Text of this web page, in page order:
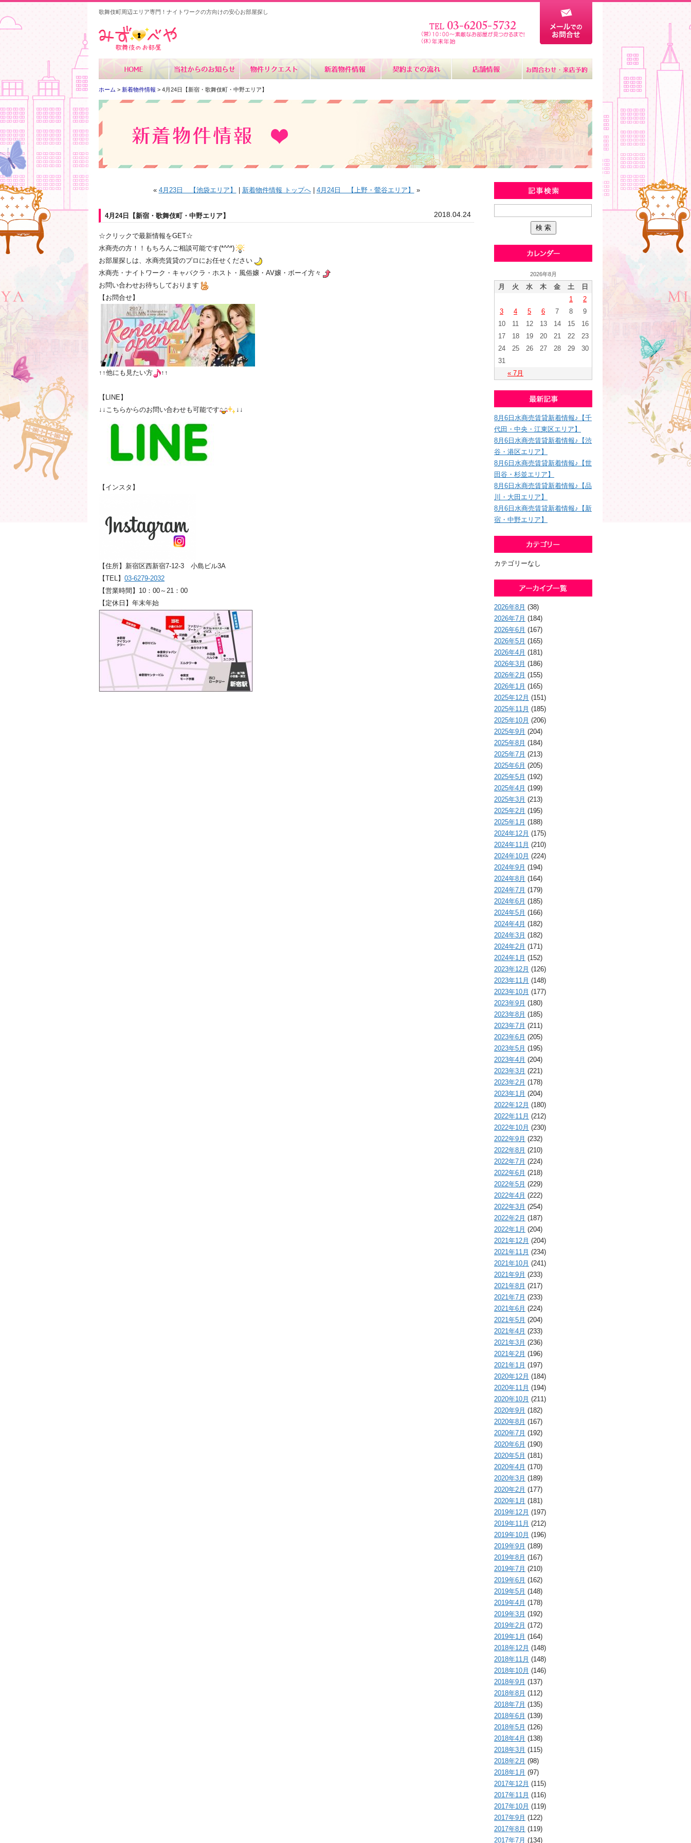
歌舞伎町周辺エリア専門！ナイトワークの方向けの安心お部屋探し
ホーム > 新着物件情報 > 4月24日【新宿・歌舞伎町・中野エリア】
新着物件情報
« 4月23日 【池袋エリア】 新着物件情報 トップへ| 4月24日 【上野・鶯谷エリア】 »
4月24日【新宿・歌舞伎町・中野エリア】 2018.04.24
☆クリックで最新情報をGET☆
水商売の方！！もちろんご相談可能です(*^^*)
お部屋探しは、水商売賃貸のプロにお任せください
水商売・ナイトワーク・キャバクラ・ホスト・風俗嬢・AV嬢・ボーイ方々
お問い合わせお待ちしております
【お問合せ】
↑↑他にも見たい方 ↑↑
【LINE】
↓↓こちらからのお問い合わせも可能です
↓↓
【インスタ】
【住所】新宿区西新宿7-12-3 小島ビル3A
【TEL】 03-6279-2032
【営業時間】10：00～21：00
【定休日】年末年始
2026年8月
月 火 水 木 金 土 日
« 7月
1
2
3
4 5 6 7 8
9
10
11 12 13 14 15
16
17
18 19 20 21 22
23
24
25 26 27 28 29
30
31
8月6日水商売賃貸新着情報♪【千
代田・中央・江東区エリア】
8月6日水商売賃貸新着情報♪【渋
谷・港区エリア】
8月6日水商売賃貸新着情報♪【世
田谷・杉並エリア】
8月6日水商売賃貸新着情報♪【品
川・大田エリア】
8月6日水商売賃貸新着情報♪【新
宿・中野エリア】
カテゴリーなし
2026年8月 (38)
2026年7月 (184)
2026年6月 (167)
2026年5月 (165)
2026年4月 (181)
2026年3月 (186)
2026年2月 (155)
2026年1月 (165)
2025年12月 (151)
2025年11月 (185)
2025年10月 (206)
2025年9月 (204)
2025年8月 (184)
2025年7月 (213)
2025年6月 (205)
2025年5月 (192)
2025年4月 (199)
2025年3月 (213)
2025年2月 (195)
2025年1月 (188)
2024年12月 (175)
2024年11月 (210)
2024年10月 (224)
2024年9月 (194)
2024年8月 (164)
2024年7月 (179)
2024年6月 (185)
2024年5月 (166)
2024年4月 (182)
2024年3月 (182)
2024年2月 (171)
2024年1月 (152)
2023年12月 (126)
2023年11月 (148)
2023年10月 (177)
2023年9月 (180)
2023年8月 (185)
2023年7月 (211)
2023年6月 (205)
2023年5月 (195)
2023年4月 (204)
2023年3月 (221)
2023年2月 (178)
2023年1月 (204)
2022年12月 (180)
2022年11月 (212)
2022年10月 (230)
2022年9月 (232)
2022年8月 (210)
2022年7月 (224)
2022年6月 (218)
2022年5月 (229)
2022年4月 (222)
2022年3月 (254)
2022年2月 (187)
2022年1月 (204)
2021年12月 (204)
2021年11月 (234)
2021年10月 (241)
2021年9月 (233)
2021年8月 (217)
2021年7月 (233)
2021年6月 (224)
2021年5月 (204)
2021年4月 (233)
2021年3月 (236)
2021年2月 (196)
2021年1月 (197)
2020年12月 (184)
2020年11月 (194)
2020年10月 (211)
2020年9月 (182)
2020年8月 (167)
2020年7月 (192)
2020年6月 (190)
2020年5月 (181)
2020年4月 (170)
2020年3月 (189)
2020年2月 (177)
2020年1月 (181)
2019年12月 (197)
2019年11月 (212)
2019年10月 (196)
2019年9月 (189)
2019年8月 (167)
2019年7月 (210)
2019年6月 (162)
2019年5月 (148)
2019年4月 (178)
2019年3月 (192)
2019年2月 (172)
2019年1月 (164)
2018年12月 (148)
2018年11月 (148)
2018年10月 (146)
2018年9月 (137)
2018年8月 (112)
2018年7月 (135)
2018年6月 (139)
2018年5月 (126)
2018年4月 (138)
2018年3月 (115)
2018年2月 (98)
2018年1月 (97)
2017年12月 (115)
2017年11月 (116)
2017年10月 (119)
2017年9月 (122)
2017年8月 (119)
2017年7月 (134)